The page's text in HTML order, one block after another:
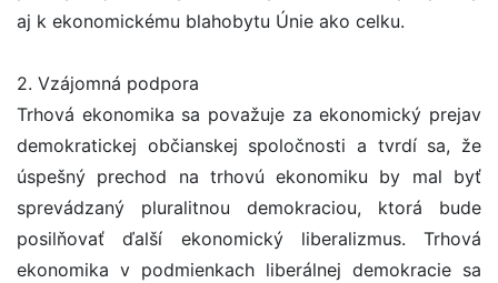
aj k ekonomickému blahobytu Únie ako celku.
2. Vzájomná podpora
Trhová ekonomika sa považuje za ekonomický prejav
demokratickej občianskej spoločnosti a tvrdí sa, že
úspešný prechod na trhovú ekonomiku by mal byť
sprevádzaný pluralitnou demokraciou, ktorá bude
posilňovať ďalší ekonomický liberalizmus. Trhová
ekonomika v podmienkach liberálnej demokracie sa